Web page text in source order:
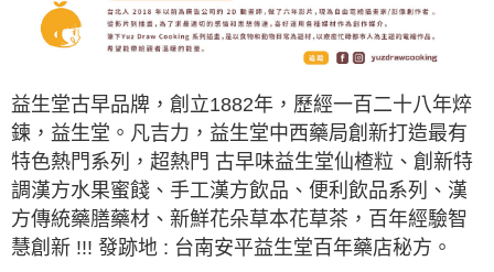
益生堂古早品牌，創立1882年，歷經一百二十八年焠
鍊， 益生堂。 凡吉力， 益生堂中西藥局創新打造最有
特色熱門系列，超熱門 古早味益生堂仙楂粒、 創新特
調漢方水果蜜餞、手工漢方飲品、便利飲品系列、漢
方傳統藥膳藥材、新鮮花朵草本花草茶，百年經驗智
慧創新 !!! 發跡地 : 台南安平益生堂百年藥店秘方。